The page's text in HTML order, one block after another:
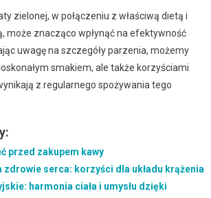
zielonej, w połączeniu z właściwą dietą i
może znacząco wpłynąć na efektywność
uwagę na szczegóły parzenia, możemy
smakiem, ale także korzyściami
z regularnego spożywania tego
przed zakupem kawy
zdrowie serca: korzyści dla układu krążenia
harmonia ciała i umysłu dzięki